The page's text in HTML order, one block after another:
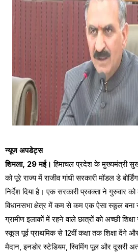
न्यूज अपडेट्स
शिमला, 29 मई।हिमाचल प्रदेश के मुख्यमंत्री
को पूरे राज्य में राजीव गांधी सरकारी मॉडल डे
निर्देश दिया है। एक सरकारी प्रवक्ता ने गुरुवार
विधानसभा क्षेत्र में कम से कम एक ऐसा स्कूल बना
ग्रामीण इलाकों में रहने वाले छात्रों को अच्छी
स्कूल पूर्व प्राथमिक से 12वीं कक्षा तक शिक्षा देंगे
मैदान, इनडोर स्टेडियम, स्विमिंग पूल और दूसरी